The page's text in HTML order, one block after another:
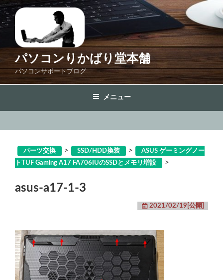
コ
ン
テ
ス
プ
パソコンりかばり堂本舗
パソコンサポートブログ
メニュー
パーツ交換 > SSD/HDD換装 >
ASUS ゲーミングノー
トTUF Gaming A17 FA706IUのSSDとメモリ増設
>
asus-a17-1-3
2021/02/19[公開]